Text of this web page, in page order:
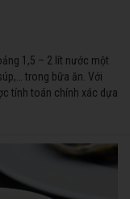
1,5 – 2 lít nước một
trong bữa ăn. Với
tính toán chính xác dựa